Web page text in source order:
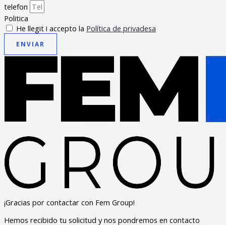
telefon
Politica
He llegit i accepto la Política de privadesa
ENVIAR
¡Gracias por contactar con Fem Group!
Hemos recibido tu solicitud y nos pondremos en contacto